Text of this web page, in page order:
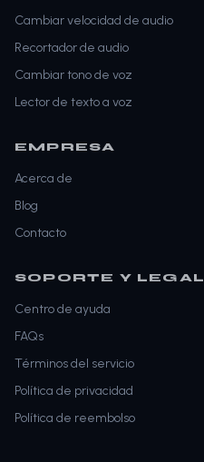
Cambiar velocidad de audio
Recortador de audio
Cambiar tono de voz
Lector de texto a voz
EMPRESA
Acerca de
Blog
Contacto
SOPORTE Y LEGAL
Centro de ayuda
FAQs
Términos del servicio
Política de privacidad
Política de reembolso